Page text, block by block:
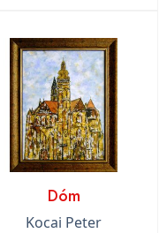
Dóm
Kocai Peter